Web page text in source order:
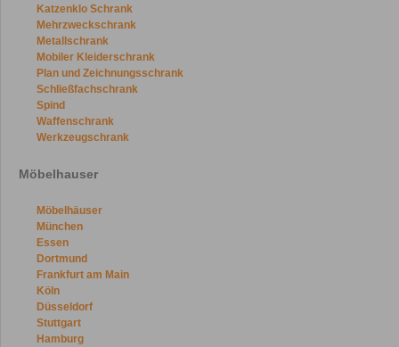
Katzenklo Schrank
Mehrzweckschrank
Metallschrank
Mobiler Kleiderschrank
Plan und Zeichnungsschrank
Schließfachschrank
Spind
Waffenschrank
Werkzeugschrank
Möbelhauser
Möbelhäuser
München
Essen
Dortmund
Frankfurt am Main
Köln
Düsseldorf
Stuttgart
Hamburg